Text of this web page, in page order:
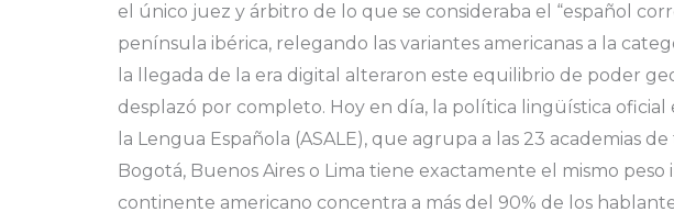
el único juez y árbitro de lo que se consideraba el “español
península ibérica, relegando las variantes americanas a la
la llegada de la era digital alteraron este equilibrio de poder
desplazó por completo. Hoy en día, la política lingüística
la Lengua Española (ASALE), que agrupa a las 23 academias
Bogotá, Buenos Aires o Lima tiene exactamente el mismo
continente americano concentra a más del 90% de los